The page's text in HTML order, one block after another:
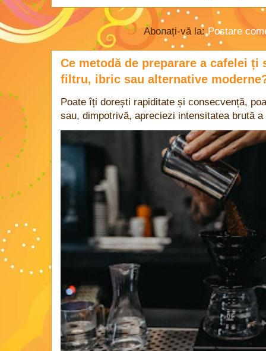
Abonați-vă la:Postare
Ce metodă de preparare a cafelei
filtru, ibric sau alternative
Poate îți dorești rapiditate și consecvență,
sau, dimpotrivă, apreciezi intensitatea brută